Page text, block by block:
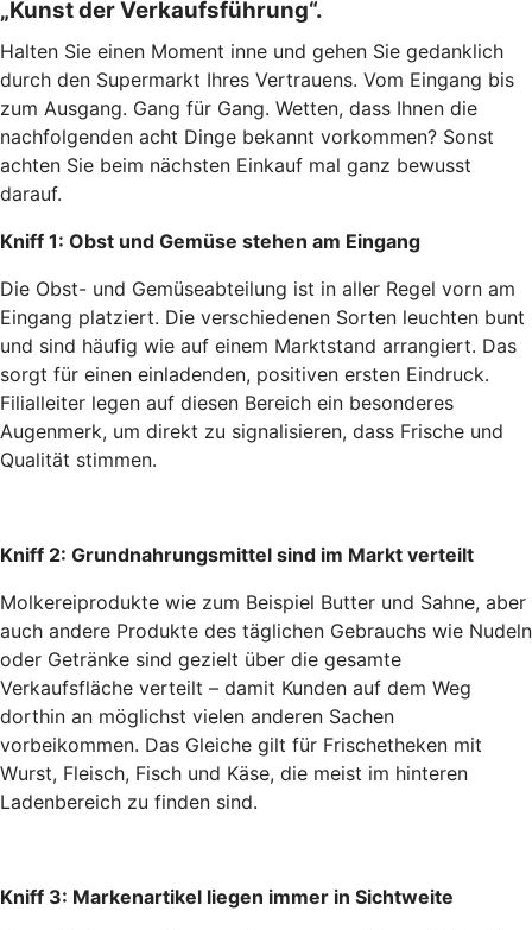
„Kunst der Verkaufsführung“.
Halten Sie einen Moment inne und gehen Sie gedanklich
durch den Supermarkt Ihres Vertrauens. Vom Eingang bis
zum Ausgang. Gang für Gang. Wetten, dass Ihnen die
nachfolgenden acht Dinge bekannt vorkommen? Sonst
achten Sie beim nächsten Einkauf mal ganz bewusst
darauf.
Kniff 1: Obst und Gemüse stehen am Eingang
Die Obst- und Gemüseabteilung ist in aller Regel vorn am
Eingang platziert. Die verschiedenen Sorten leuchten bunt
und sind häufig wie auf einem Marktstand arrangiert. Das
sorgt für einen einladenden, positiven ersten Eindruck.
Filialleiter legen auf diesen Bereich ein besonderes
Augenmerk, um direkt zu signalisieren, dass Frische und
Qualität stimmen.
Kniff 2: Grundnahrungsmittel sind im Markt verteilt
Molkereiprodukte wie zum Beispiel Butter und Sahne, aber
auch andere Produkte des täglichen Gebrauchs wie Nudeln
oder Getränke sind gezielt über die gesamte
Verkaufsfläche verteilt – damit Kunden auf dem Weg
dorthin an möglichst vielen anderen Sachen
vorbeikommen. Das Gleiche gilt für Frischetheken mit
Wurst, Fleisch, Fisch und Käse, die meist im hinteren
Ladenbereich zu finden sind.
Kniff 3: Markenartikel liegen immer in Sichtweite